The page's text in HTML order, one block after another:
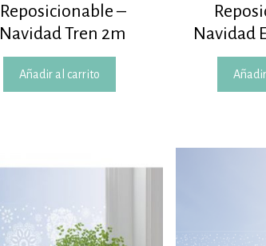
Reposicionable –
Navidad Tren 2m
Añadir al carrito
Navidad